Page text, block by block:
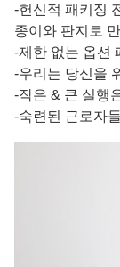
-헌신적 패키징
종이와 판지로
-제한 없는 옵션
-우리는 당신을
-작은 & 큰 실행
-숙련된 근로자